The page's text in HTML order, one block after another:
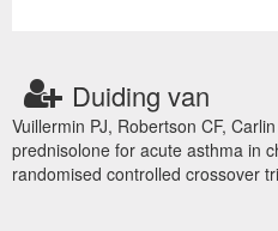
Duiding van
Vuillermin PJ, Robertson CF,
prednisolone for acute asthma in
randomised controlled crossover